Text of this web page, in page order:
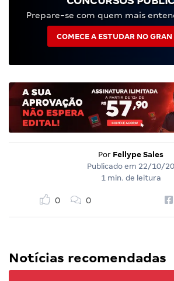
Prepare-se com quem mais
COMECE A ESTUDAR NO GRAN
Por Fellype Sales
Publicado em 22/10/20
1 min. de leitura
0 0
Notícias recomendadas